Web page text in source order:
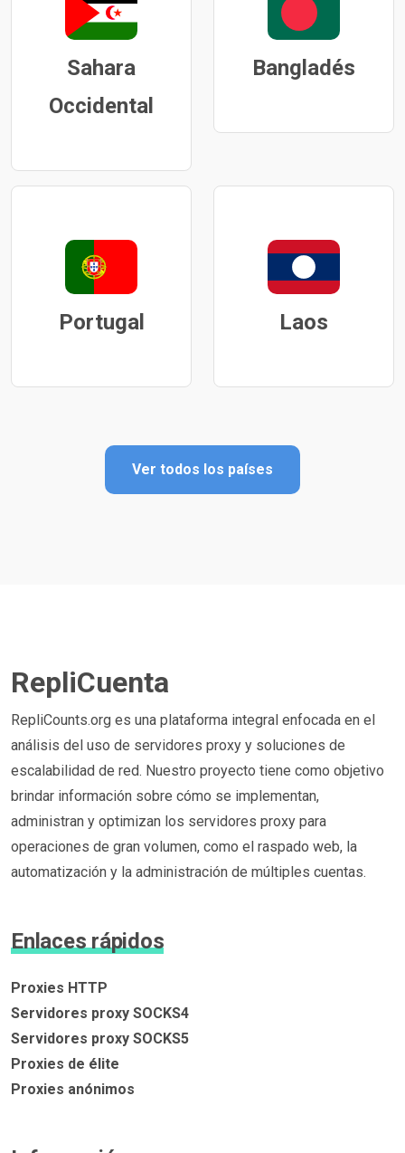
Sahara
Occidental
Bangladés
Portugal Laos
Ver todos los países
RepliCuenta
RepliCounts.org es una plataforma integral enfocada en el
análisis del uso de servidores proxy y soluciones de
escalabilidad de red. Nuestro proyecto tiene como objetivo
brindar información sobre cómo se implementan,
administran y optimizan los servidores proxy para
operaciones de gran volumen, como el raspado web, la
automatización y la administración de múltiples cuentas.
Enlaces rápidos
Proxies HTTP
Servidores proxy SOCKS4
Servidores proxy SOCKS5
Proxies de élite
Proxies anónimos